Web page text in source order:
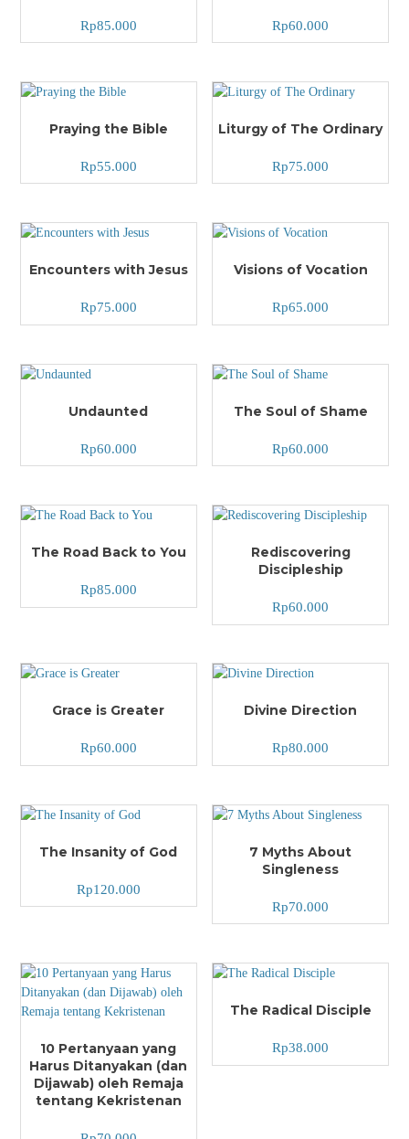
Rp85.000 Rp60.000
Praying the Bible
Rp55.000
Liturgy of The Ordinary
Rp75.000
Encounters with Jesus
Rp75.000
Visions of Vocation
Rp65.000
Undaunted
Rp60.000
The Soul of Shame
Rp60.000
The Road Back to You
Rp85.000
Rediscovering
Discipleship
Rp60.000
Grace is Greater
Rp60.000
Divine Direction
Rp80.000
The Insanity of God
Rp120.000
7 Myths About
Singleness
Rp70.000
10 Pertanyaan yang
Harus Ditanyakan (dan
Dijawab) oleh Remaja
tentang Kekristenan
The Radical Disciple
Rp38.000